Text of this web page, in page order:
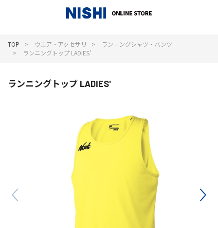
TOP ウエア・アクセサリ
ランニングシャツ・パンツ
ランニングトップ LADIES'
ランニングトップ LADIES'